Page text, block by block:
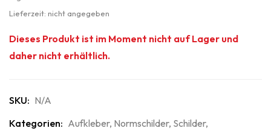
Lieferzeit: nicht angegeben
Dieses Produkt ist im Moment nicht auf Lager und
daher nicht erhältlich.
SKU: N/A
Kategorien: Aufkleber, Normschilder, Schilder,